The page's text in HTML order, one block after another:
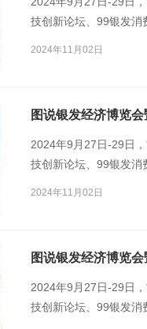
技创新论坛、99银发消
2024年11月02日
2024年9月27日-29日
技创新论坛、99银发消
2024年11月02日
2024年9月27日-29日
技创新论坛、99银发消